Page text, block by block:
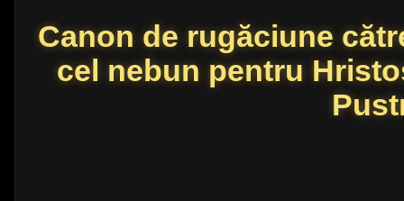
Canon de rugăciune
cel nebun pentru